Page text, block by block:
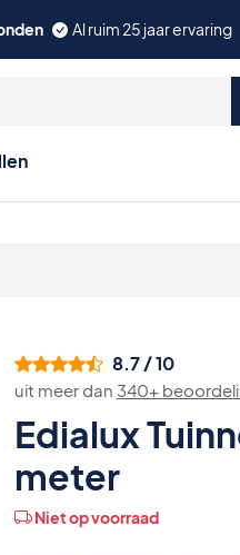
Al ruim 25 jaar ervaring
8.7 / 10
uit meer dan 340+
Edialux
meter
Niet op voorraad